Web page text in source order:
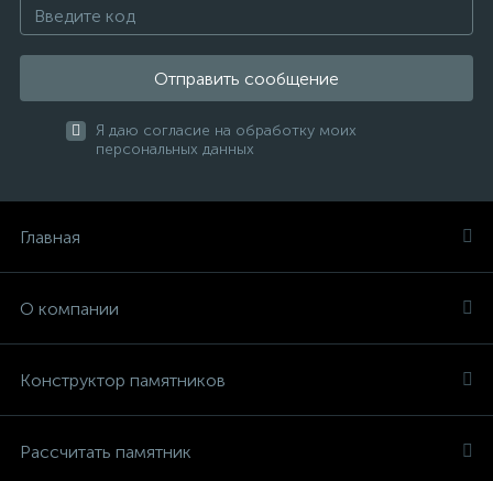
Отправить сообщение
Я даю согласие на обработку моих
персональных данных
Главная
О компании
Конструктор памятников
Рассчитать памятник